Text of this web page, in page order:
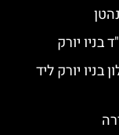
בניו יורק
בניו יורק ליד